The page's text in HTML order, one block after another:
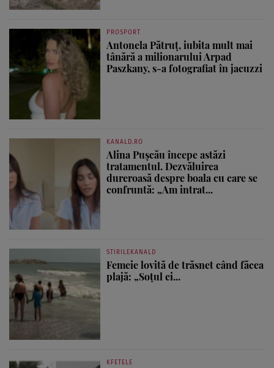
PROSPORT
Antonela Pătruț, iubita mult mai
tânără a milionarului Arpad
Paszkany, s-a fotografiat în jacuzzi
KANALD.RO
Alina Pușcău începe astăzi
tratamentul. Dezvăluirea
dureroasă despre boala cu care se
confruntă: „Am intrat...
STIRILEKANALD
Femeie lovită de trăsnet când făcea
plajă: „Soțul ei...
KFETELE